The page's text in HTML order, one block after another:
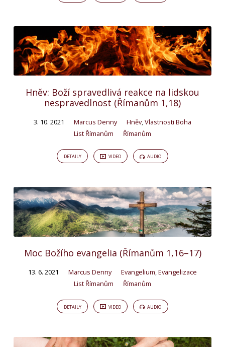
Hněv: Boží spravedlivá reakce na lidskou
nespravedlnost (Římanům 1,18)
3. 10. 2021 Marcus Denny Hněv,Vlastnosti Boha
List Římanům
Římanům
DETAILY VIDEO AUDIO
Moc Božího evangelia (Římanům 1,16–17)
13. 6. 2021 Marcus Denny Evangelium,Evangelizace
List Římanům
Římanům
DETAILY VIDEO AUDIO